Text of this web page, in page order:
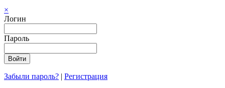
×
Логин
Пароль
Забыли пароль? | Регистрация